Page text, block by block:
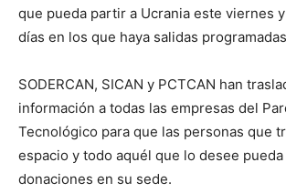
que pueda partir a Ucrania este viernes
días en los que haya salidas
SODERCAN, SICAN y PCTCAN han
información a todas las empresas del
Tecnológico para que las personas que
espacio y todo aquél que lo desee
donaciones en su sede.